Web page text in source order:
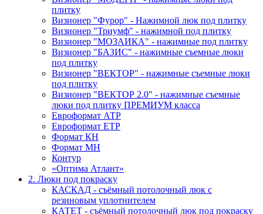
плитку
Визионер "Фурор" - Нажимной люк под плитку
Визионер "Триумф" - нажимной под плитку
Визионер "МОЗАИКА" - нажимные под плитку
Визионер "БАЗИС" - нажимные съемные люки
под плитку
Визионер "ВЕКТОР" - нажимные съемные люки
под плитку
Визионер "ВЕКТОР 2.0" - нажимные съемные
люки под плитку ПРЕМИУМ класса
Евроформат АТР
Евроформат ЕТР
Формат КН
Формат МН
Контур
«Оптима Атлант»
2. Люки под покраску
КАСКАД - съёмный потолочный люк с
резиновым уплотнителем
КАТЕТ - съёмный потолочный люк под покраску